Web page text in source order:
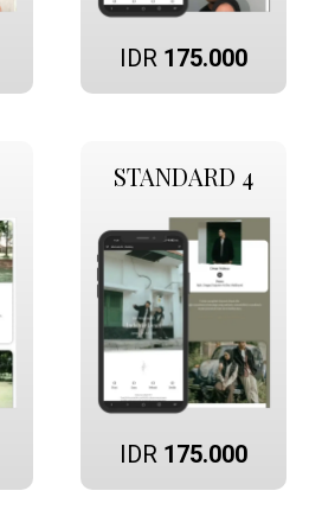
IDR 175.000
STANDARD 4
IDR 175.000